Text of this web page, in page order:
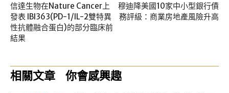
信達生物在Nature Cancer上
發表 IBI363(PD-1/IL-2雙特異
性抗體融合蛋白)的部分臨床前
結果
穆迪降美國10家中小型銀行債
務評級：商業房地產風險升高
相關文章 你會感興趣